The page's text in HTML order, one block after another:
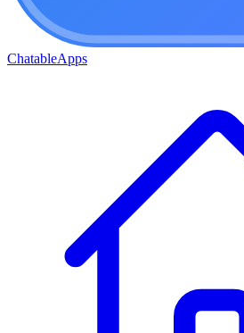
ChatableApps